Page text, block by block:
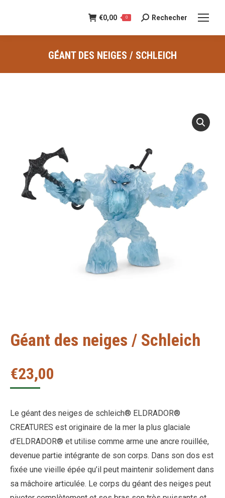
€0,00 0
Recherche
:
Rechecher
GÉANT DES NEIGES / SCHLEICH
Géant des neiges / Schleich
€23,00
Le géant des neiges de schleich® ELDRADOR®
CREATURES est originaire de la mer la plus glaciale
d’ELDRADOR® et utilise comme arme une ancre rouillée,
devenue partie intégrante de son corps. Dans son dos est
fixée une vieille épée qu’il peut maintenir solidement dans
sa mâchoire articulée. Le corps du géant des neiges peut